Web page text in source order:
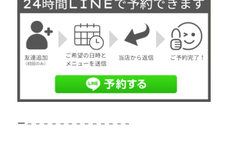
ー－－－－－－－－－－－－－